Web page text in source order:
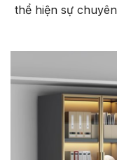
thể hiện sự